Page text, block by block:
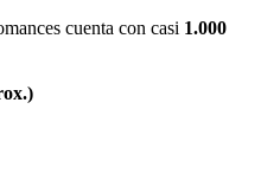
cuenta con casi 1.000